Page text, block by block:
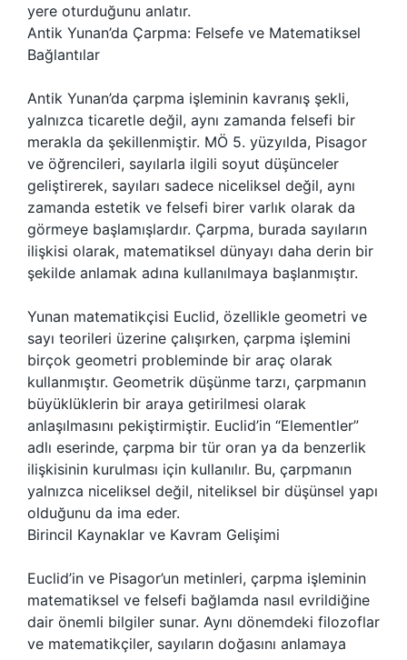
yere oturduğunu anlatır.
Antik Yunan’da Çarpma: Felsefe ve Matematiksel
Bağlantılar
Antik Yunan’da çarpma işleminin kavranış şekli,
yalnızca ticaretle değil, aynı zamanda felsefi bir
merakla da şekillenmiştir. MÖ 5. yüzyılda, Pisagor
ve öğrencileri, sayılarla ilgili soyut düşünceler
geliştirerek, sayıları sadece niceliksel değil, aynı
zamanda estetik ve felsefi birer varlık olarak da
görmeye başlamışlardır. Çarpma, burada sayıların
ilişkisi olarak, matematiksel dünyayı daha derin bir
şekilde anlamak adına kullanılmaya başlanmıştır.
Yunan matematikçisi Euclid, özellikle geometri ve
sayı teorileri üzerine çalışırken, çarpma işlemini
birçok geometri probleminde bir araç olarak
kullanmıştır. Geometrik düşünme tarzı, çarpmanın
büyüklüklerin bir araya getirilmesi olarak
anlaşılmasını pekiştirmiştir. Euclid’in “Elementler”
adlı eserinde, çarpma bir tür oran ya da benzerlik
ilişkisinin kurulması için kullanılır. Bu, çarpmanın
yalnızca niceliksel değil, niteliksel bir düşünsel yapı
olduğunu da ima eder.
Birincil Kaynaklar ve Kavram Gelişimi
Euclid’in ve Pisagor’un metinleri, çarpma işleminin
matematiksel ve felsefi bağlamda nasıl evrildiğine
dair önemli bilgiler sunar. Aynı dönemdeki filozoflar
ve matematikçiler, sayıların doğasını anlamaya